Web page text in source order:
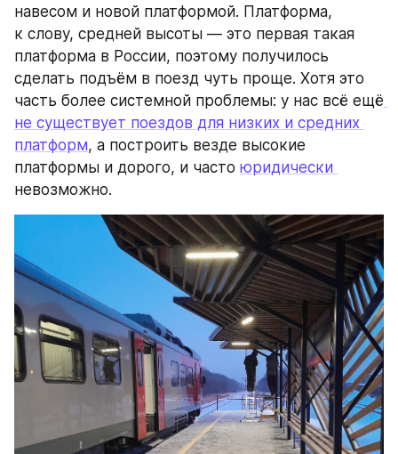
навесом и новой платформой. Платформа,
к слову, средней высоты — это первая такая
платформа в России, поэтому получилось
сделать подъём в поезд чуть проще. Хотя это
часть более системной проблемы: у нас всё ещё
не существует поездов для низких и средних
платформ, а построить везде высокие
платформы и дорого, и часто
невозможно.